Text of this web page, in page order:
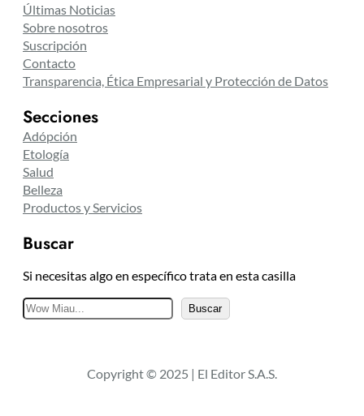
Últimas Noticias
Sobre nosotros
Suscripción
Contacto
Transparencia, Ética Empresarial y Protección de Datos
Secciones
Adópción
Etología
Salud
Belleza
Productos y Servicios
Buscar
Si necesitas algo en específico trata en esta casilla
B
u
a
Buscar
Copyright © 2025 | El Editor S.A.S.